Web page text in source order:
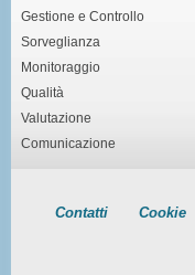
Gestione e Controllo
Sorveglianza
Monitoraggio
Qualità
Valutazione
Comunicazione
Contatti Cookie